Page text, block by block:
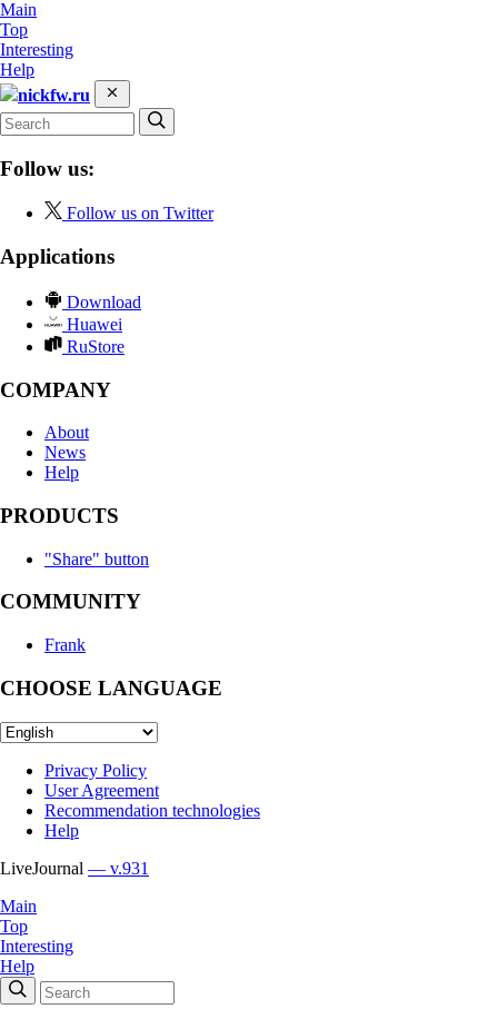
Main
Top
Interesting
Help
nickfw.ru
Follow us:
Follow us on Twitter
Applications
Download
Huawei
RuStore
COMPANY
About
News
Help
PRODUCTS
"Share" button
COMMUNITY
Frank
CHOOSE LANGUAGE
Privacy Policy
User Agreement
Recommendation technologies
Help
LiveJournal — v.931
Main
Top
Interesting
Help